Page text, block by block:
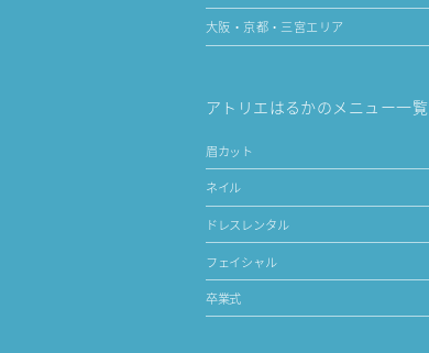
大阪・京都・三宮エリア
アトリエはるかのメニュー一覧
眉カット
ネイル
ドレスレンタル
フェイシャル
卒業式